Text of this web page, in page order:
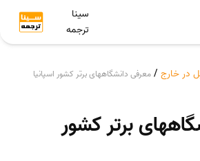
سینا
ترجمه
در خارج / معرفی دانشگاههای برتر کشور اسپانیا
برتر کشور